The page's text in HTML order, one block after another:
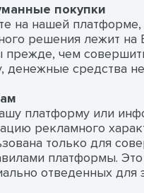
покупки
на нашей
решения лежит
прежде, чем
денежные средства
платформу или
рекламного
только для
платформы.
отведенных для